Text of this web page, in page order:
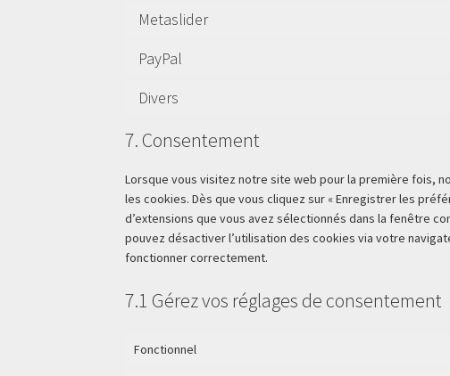
Metaslider
PayPal
Divers
7. Consentement
Lorsque vous visitez notre site web pour la première fois,
les cookies. Dès que vous cliquez sur « Enregistrer les
d’extensions que vous avez sélectionnés dans la fenêtre
pouvez désactiver l’utilisation des cookies via votre
fonctionner correctement.
7.1 Gérez vos réglages de consentement
Fonctionnel